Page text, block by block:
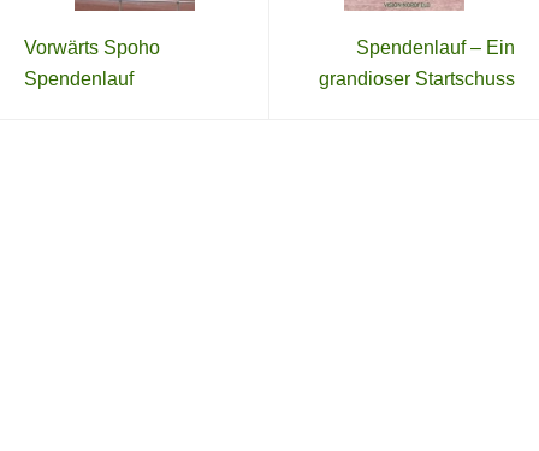
Vorwärts Spoho
Spendenlauf
Spendenlauf – Ein
grandioser Startschuss